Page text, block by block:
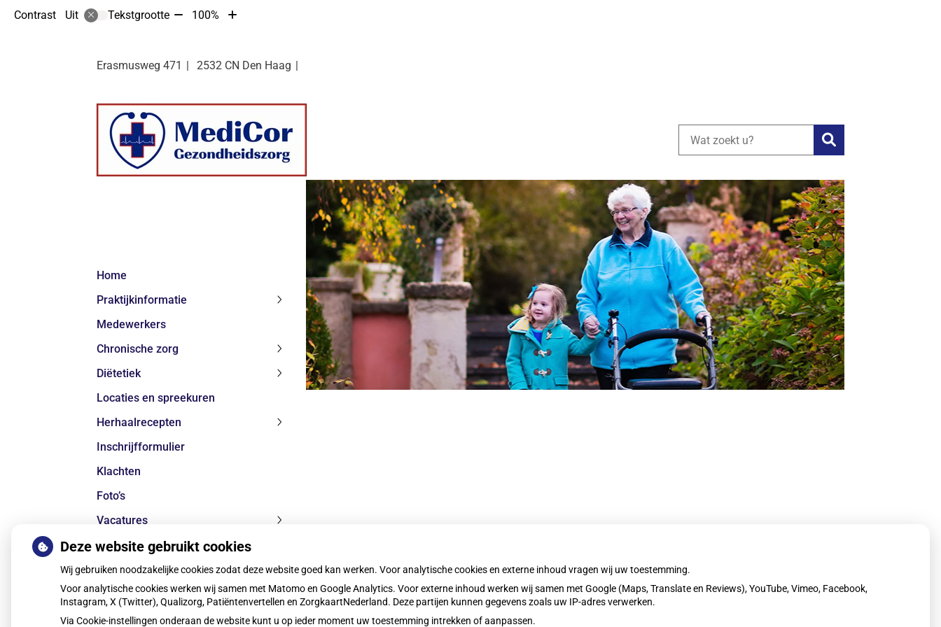
Contrast Uit Tekstgrootte Tekst
10%
100%
Tekst
10%
Erasmusweg 471 2532 CN Den Haag
Zoeken
Home
Praktijkinformatie
Praktijkinformatie
submenu
Medewerkers
Chronische zorg
Chronische
zorg
submenu
Diëtetiek
Diëtetiek
Locaties en spreekuren
Herhaalrecepten
Inschrijfformulier
Klachten
Foto’s
Vacatures
Open sollicitatie
Gezondheidsinformatie
Gezondheidsinformatie
submenu
Deze website gebruikt cookies
Wij gebruiken noodzakelijke cookies zodat deze website goed kan werken. Voor analytische cookies en externe inhoud vragen wij uw toestemming.
Voor analytische cookies werken wij samen met Matomo en Google Analytics. Voor externe inhoud werken wij samen met Google (Maps, Translate en Reviews), YouTube, Vimeo, Facebook,
Instagram, X (Twitter), Qualizorg, Patiëntenvertellen en ZorgkaartNederland. Deze partijen kunnen gegevens zoals uw IP-adres verwerken.
Via Cookie-instellingen onderaan de website kunt u op ieder moment uw toestemming intrekken of aanpassen.